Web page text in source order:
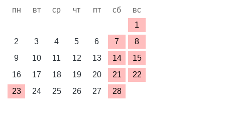
пн вт ср чт пт сб
вс
1
2
3 4 5 6 7
8
9
10 11 12 13 14
15
16
17 18 19 20 21
22
23
24 25 26 27 28